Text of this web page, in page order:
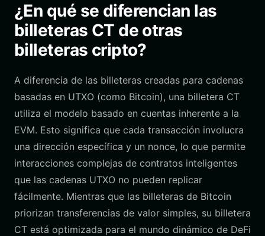
¿En qué se diferencian las
billeteras CT de otras
billeteras cripto?
A diferencia de las billeteras creadas para cadenas
basadas en UTXO (como Bitcoin), una billetera CT
utiliza el modelo basado en cuentas inherente a la
EVM. Esto significa que cada transacción involucra
una dirección específica y un nonce, lo que permite
interacciones complejas de contratos inteligentes
que las cadenas UTXO no pueden replicar
fácilmente. Mientras que las billeteras de Bitcoin
priorizan transferencias de valor simples, su billetera
CT está optimizada para el mundo dinámico de DeFi